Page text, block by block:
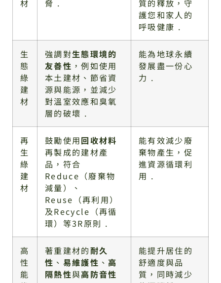
材
脅 .
質的釋放，守
護您和家人的
呼吸健康 .
生
態
綠
建
材
強調對生態環境的
友善性 ，例如使用
本土建材、節省資
源與能源，並減少
對溫室效應和臭氧
層的破壞 .
能為地球永續
發展盡一份心
力 .
再
生
綠
建
材
鼓勵使用回收材料
再製成的建材產
品，符合
Reduce（廢棄物
減量）、
Reuse（再利用）
及Recycle（再循
環）等3R原則 .
能有效減少廢
棄物產生，促
進資源循環利
用 .
高
性
能
著重建材的耐久
性 、 易維護性 、高
隔熱性與高防音性
能提升居住的
舒適度與品
質，同時減少